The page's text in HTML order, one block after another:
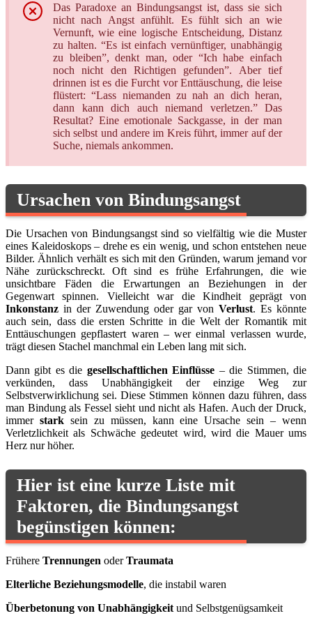
Das Paradoxe an Bindungsangst ist, dass sie sich
nicht nach Angst anfühlt. Es fühlt sich an wie
Vernunft, wie eine logische Entscheidung, Distanz
zu halten. “Es ist einfach vernünftiger, unabhängig
zu bleiben”, denkt man, oder “Ich habe einfach
noch nicht den Richtigen gefunden”. Aber tief
drinnen ist es die Furcht vor Enttäuschung, die leise
flüstert: “Lass niemanden zu nah an dich heran,
dann kann dich auch niemand verletzen.” Das
Resultat? Eine emotionale Sackgasse, in der man
sich selbst und andere im Kreis führt, immer auf der
Suche, niemals ankommen.
Ursachen von Bindungsangst
Die Ursachen von Bindungsangst sind so vielfältig wie die Muster
eines Kaleidoskops – drehe es ein wenig, und schon entstehen neue
Bilder. Ähnlich verhält es sich mit den Gründen, warum jemand vor
Nähe zurückschreckt. Oft sind es frühe Erfahrungen, die wie
unsichtbare Fäden die Erwartungen an Beziehungen in der
Gegenwart spinnen. Vielleicht war die Kindheit geprägt von
Inkonstanz in der Zuwendung oder gar von Verlust. Es könnte
auch sein, dass die ersten Schritte in die Welt der Romantik mit
Enttäuschungen gepflastert waren – wer einmal verlassen wurde,
trägt diesen Stachel manchmal ein Leben lang mit sich.
Dann gibt es die gesellschaftlichen Einflüsse – die Stimmen, die
verkünden, dass Unabhängigkeit der einzige Weg zur
Selbstverwirklichung sei. Diese Stimmen können dazu führen, dass
man Bindung als Fessel sieht und nicht als Hafen. Auch der Druck,
immer starksein zu müssen, kann eine Ursache sein – wenn
Verletzlichkeit als Schwäche gedeutet wird, wird die Mauer ums
Herz nur höher.
Hier ist eine kurze Liste mit
Faktoren, die Bindungsangst
begünstigen können:
Frühere Trennungen oderTraumata
Elterliche Beziehungsmodelle, die instabil waren
Überbetonung von Unabhängigkeit und Selbstgenügsamkeit